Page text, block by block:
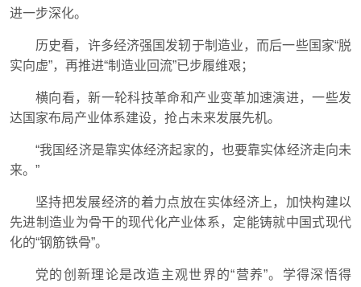
进一步深化。
历史看，许多经济强国发轫于制造业，而后一些国家“脱
实向虚”，再推进“制造业回流”已步履维艰；
横向看，新一轮科技革命和产业变革加速演进，一些发
达国家布局产业体系建设，抢占未来发展先机。
“我国经济是靠实体经济起家的，也要靠实体经济走向未
来。”
坚持把发展经济的着力点放在实体经济上，加快构建以
先进制造业为骨干的现代化产业体系，定能铸就中国式现代
化的“钢筋铁骨”。
党的创新理论是改造主观世界的“营养”。学得深悟得